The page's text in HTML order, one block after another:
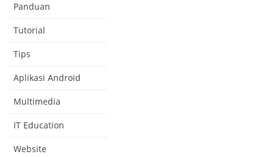
Panduan
Tutorial
Tips
Aplikasi Android
Multimedia
IT Education
Website